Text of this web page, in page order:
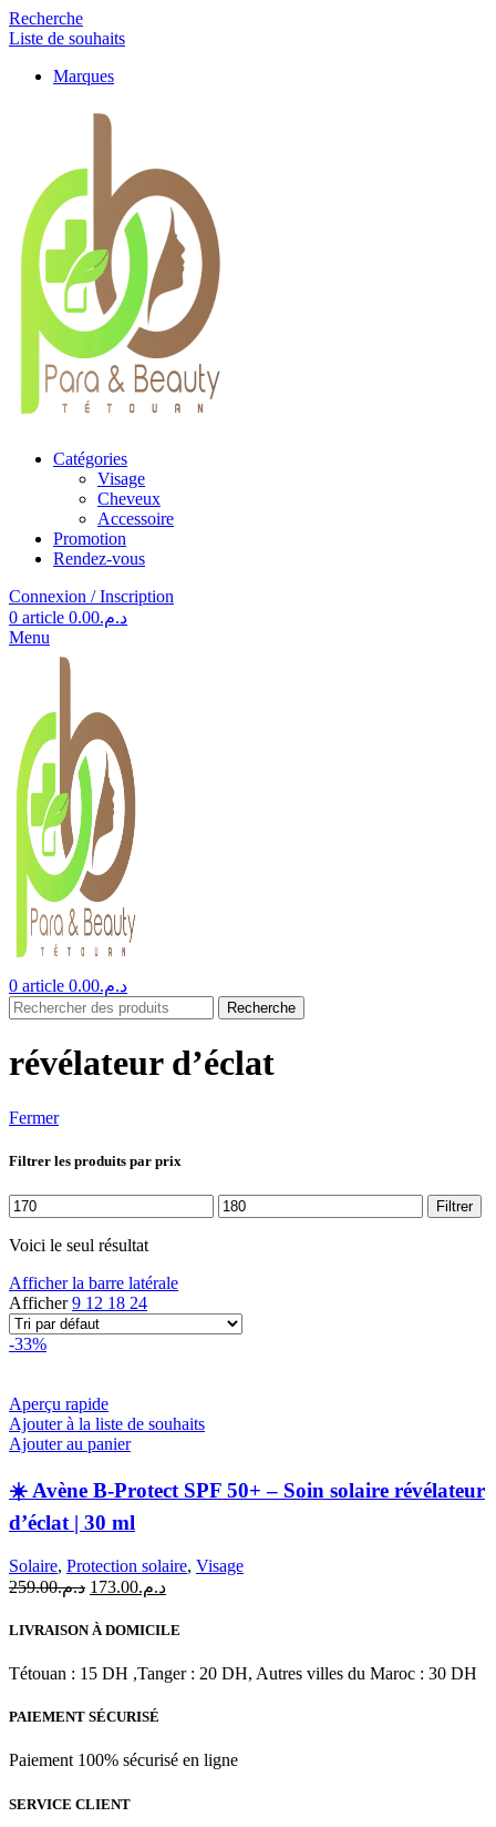
Recherche
Liste de souhaits
Marques
Catégories
Visage
Cheveux
Accessoire
Promotion
Rendez-vous
Connexion / Inscription
0 article د.م.0.00
Menu
0 article د.م.0.00
Recherche
révélateur d’éclat
Fermer
Filtrer les produits par prix
Prix
min
Prix
max
Filtrer
Voici le seul résultat
Afficher la barre latérale
Afficher9 12 18 24
-33%
Aperçu rapide
Ajouter à la liste de souhaits
Ajouter au panier
☀️ Avène B-Protect SPF 50+ – Soin solaire révélateur
d’éclat | 30 ml
Solaire, Protection solaire, Visage
د.م.259.00
Le
initial
د.م.173.00
Le
actuel
د.م.173.00.
LIVRAISON À DOMICILE
Tétouan : 15 DH ,Tanger : 20 DH, Autres villes du Maroc : 30 DH
PAIEMENT SÉCURISÉ
Paiement 100% sécurisé en ligne
SERVICE CLIENT